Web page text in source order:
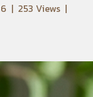
| 253 Views |